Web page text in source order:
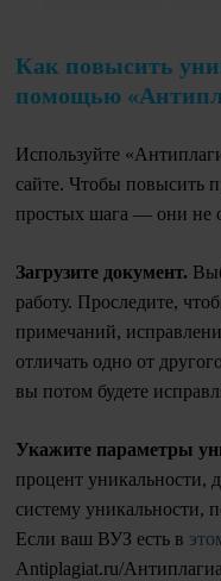
Как повысить
помощью
Используйте
сайте. Чтобы повысить
простых шага — они не
Загрузите документ.
работу. Проследите,
примечаний,
отличать одно от
вы потом будете
Укажите параметры
процент уникальности,
систему уникальности,
Если ваш ВУЗ есть в
Antiplagiat.ru/